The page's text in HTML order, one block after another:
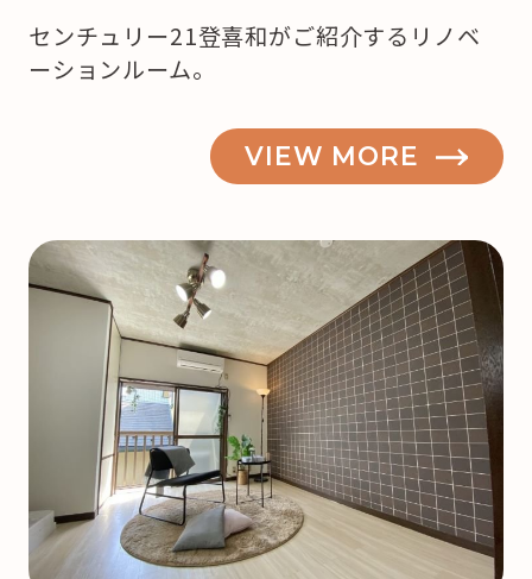
センチュリー21登喜和がご紹介するリノベ
ーションルーム。
VIEW MORE